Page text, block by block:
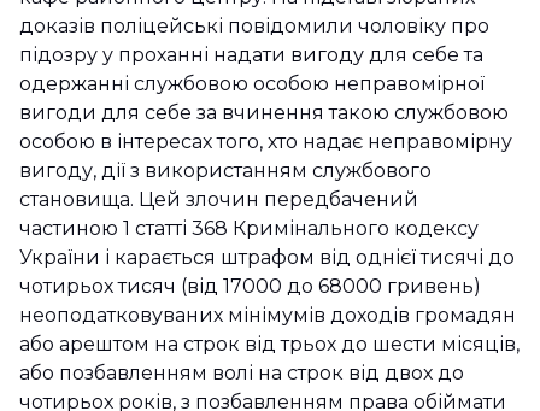
доказів поліцейські повідомили чоловіку про
підозру у проханні надати вигоду для себе та
одержанні службовою особою неправомірної
вигоди для себе за вчинення такою службовою
особою в інтересах того, хто надає неправомірну
вигоду, дії з використанням службового
становища. Цей злочин передбачений
частиною 1 статті 368 Кримінального кодексу
України і карається штрафом від однієї тисячі до
чотирьох тисяч (від 17000 до 68000 гривень)
неоподатковуваних мінімумів доходів громадян
або арештом на строк від трьох до шести місяців,
або позбавленням волі на строк від двох до
чотирьох років, з позбавленням права обіймати